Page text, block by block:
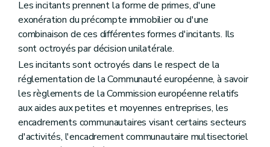
Les incitants prennent la forme de primes, d'une
exonération du précompte immobilier ou d'une
combinaison de ces différentes formes d'incitants. Ils
sont octroyés par décision unilatérale.
Les incitants sont octroyés dans le respect de la
réglementation de la Communauté européenne, à savoir
les règlements de la Commission européenne relatifs
aux aides aux petites et moyennes entreprises, les
encadrements communautaires visant certains secteurs
d'activités, l'encadrement communautaire multisectoriel